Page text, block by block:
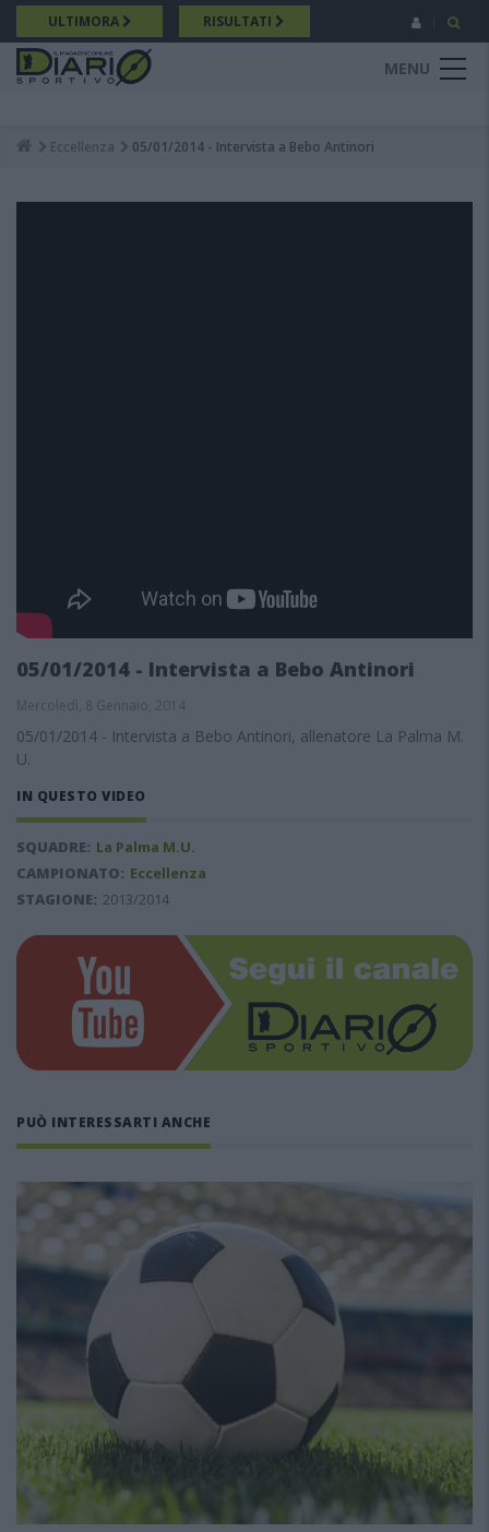
Salta
al
contenuto
principale
ULTIMORA RISULTATI
MENU
Breadcrumb
Eccellenza 05/01/2014 - Intervista a Bebo Antinori
05/01/2014 - Intervista a Bebo Antinori
Mercoledì, 8 Gennaio, 2014
05/01/2014 - Intervista a Bebo Antinori, allenatore La Palma M.
U.
IN QUESTO VIDEO
SQUADRE: La Palma M.U.
CAMPIONATO: Eccellenza
STAGIONE: 2013/2014
PUÒ INTERESSARTI ANCHE